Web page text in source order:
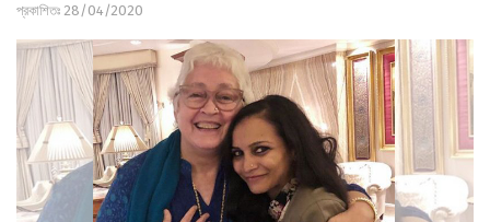
প্রকাশিতঃ 28/04/2020